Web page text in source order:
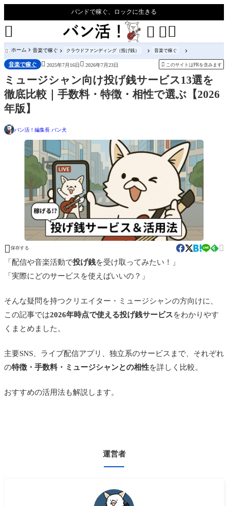
バンドで稼ぐ、ロックに生きる
 

 ホーム 音楽で稼ぐ クラウドファンディング（投げ銭） 音楽で稼ぐ
音楽で稼ぐ  2025年7月16日  2026年7月23日  このサイトはPRを含みます
ミュージシャン向け投げ銭サービス13選を
徹底比較｜手数料・特徴・相性で選ぶ【2026
年版】
バン活！編集長 バン犬
 保存する 
「配信や音楽活動で投げ銭を受け取ってみたい！」
「実際にどのサービスを使えばいいの？」
そんな疑問を持つクリエイター・ミュージシャンの方向けに、
この記事では2026年時点で使える投げ銭サービスをわかりやす
くまとめました。
主要SNS、ライブ配信アプリ、独立系のサービスまで、それぞれ
の特徴・手数料・ミュージシャンとの相性を詳しく比較。
おすすめの活用法も解説します。
運営者